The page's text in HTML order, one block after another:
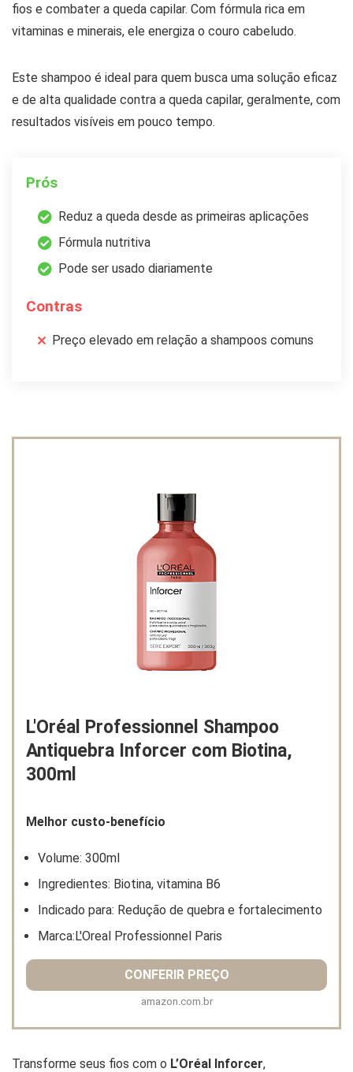
fios e combater a queda capilar. Com fórmula rica em
vitaminas e minerais, ele energiza o couro cabeludo.
Este shampoo é ideal para quem busca uma solução eficaz
e de alta qualidade contra a queda capilar, geralmente, com
resultados visíveis em pouco tempo.
Prós
Reduz a queda desde as primeiras aplicações
Fórmula nutritiva
Pode ser usado diariamente
Contras
Preço elevado em relação a shampoos comuns
L'Oréal Professionnel Shampoo
Antiquebra Inforcer com Biotina,
300ml
Melhor custo-benefício
Volume: 300ml
Ingredientes: Biotina, vitamina B6
Indicado para: Redução de quebra e fortalecimento
Marca:L'Oreal Professionnel Paris
CONFERIR PREÇO
amazon.com.br
Transforme seus fios com o L’Oréal Inforcer,